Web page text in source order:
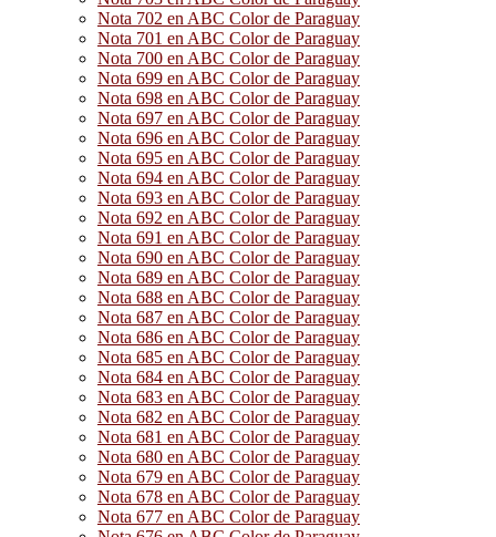
Nota 702 en ABC Color de Paraguay
Nota 701 en ABC Color de Paraguay
Nota 700 en ABC Color de Paraguay
Nota 699 en ABC Color de Paraguay
Nota 698 en ABC Color de Paraguay
Nota 697 en ABC Color de Paraguay
Nota 696 en ABC Color de Paraguay
Nota 695 en ABC Color de Paraguay
Nota 694 en ABC Color de Paraguay
Nota 693 en ABC Color de Paraguay
Nota 692 en ABC Color de Paraguay
Nota 691 en ABC Color de Paraguay
Nota 690 en ABC Color de Paraguay
Nota 689 en ABC Color de Paraguay
Nota 688 en ABC Color de Paraguay
Nota 687 en ABC Color de Paraguay
Nota 686 en ABC Color de Paraguay
Nota 685 en ABC Color de Paraguay
Nota 684 en ABC Color de Paraguay
Nota 683 en ABC Color de Paraguay
Nota 682 en ABC Color de Paraguay
Nota 681 en ABC Color de Paraguay
Nota 680 en ABC Color de Paraguay
Nota 679 en ABC Color de Paraguay
Nota 678 en ABC Color de Paraguay
Nota 677 en ABC Color de Paraguay